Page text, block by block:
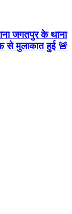
जगतपुर के थाना
से मुलाकात हुई 🚨